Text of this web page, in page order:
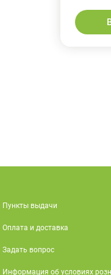
Пункты выдачи
Оплата и доставка
Задать вопрос
Информация об условиях